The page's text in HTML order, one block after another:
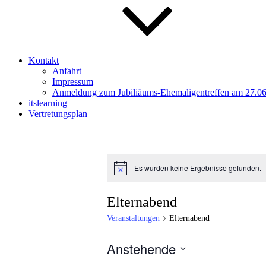
Kontakt
Anfahrt
Impressum
Anmeldung zum Jubiliäums-Ehemaligentreffen am
itslearning
Vertretungsplan
HinweisEs wurden keine Ergebnisse gefunden.
Elternabend
Veranstaltungen Elternabend
Anstehende